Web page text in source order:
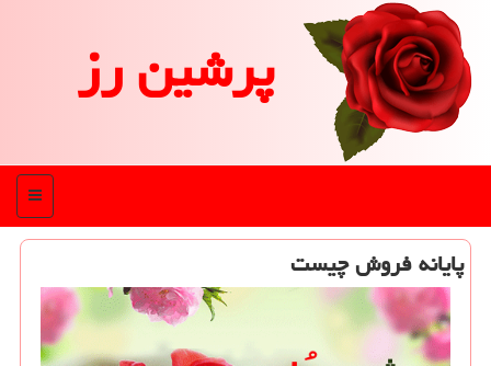
پرشین رز
منو
پایانه فروش چیست